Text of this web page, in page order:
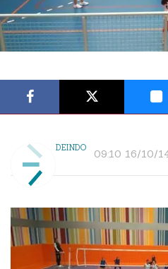
DEINDO 09:10 16/10/